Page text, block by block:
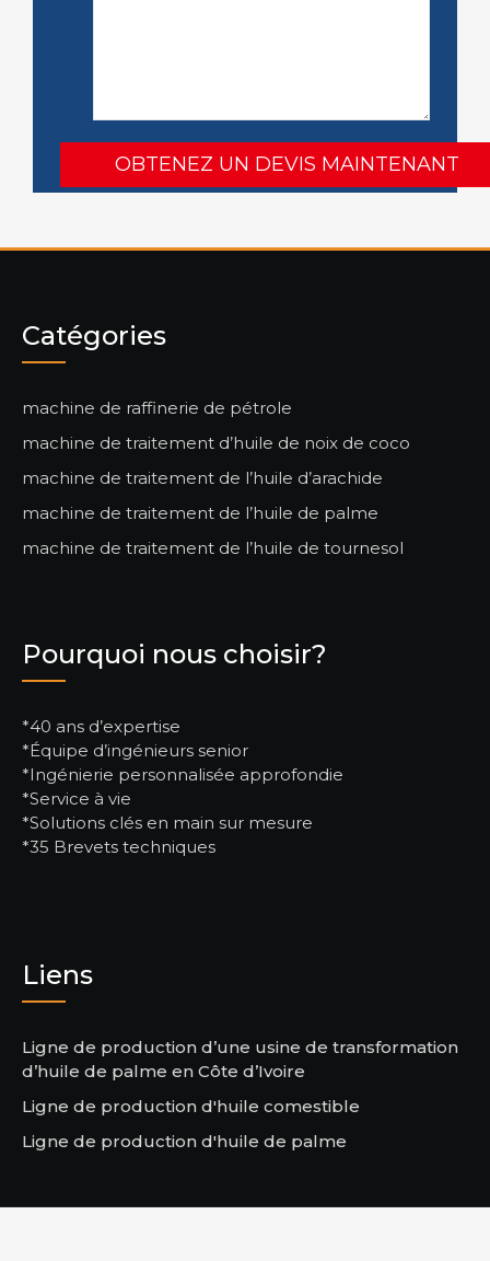
Catégories
machine de raffinerie de pétrole
machine de traitement d’huile de noix de coco
machine de traitement de l’huile d’arachide
machine de traitement de l’huile de palme
machine de traitement de l’huile de tournesol
Pourquoi nous choisir?
*40 ans d’expertise
*Équipe d’ingénieurs senior
*Ingénierie personnalisée approfondie
*Service à vie
*Solutions clés en main sur mesure
*35 Brevets techniques
Liens
Ligne de production d’une usine de transformation
d’huile de palme en Côte d’Ivoire
Ligne de production d'huile comestible
Ligne de production d'huile de palme